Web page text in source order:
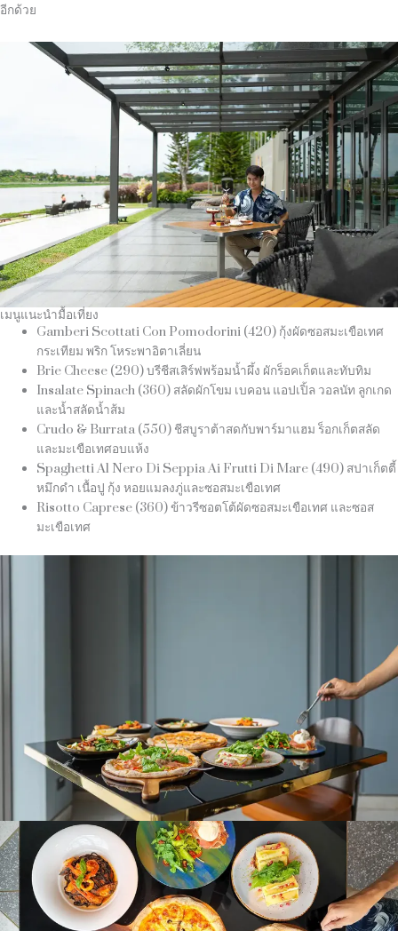
อีกด้วย
เมนูแนะนำมื้อเที่ยง
Gamberi Scottati Con Pomodorini (420) กุ้งผัดซอสมะเขือเทศ
กระเทียม พริก โหระพาอิตาเลี่ยน
Brie Cheese (290) บรีชีสเสิร์ฟพร้อมน้ำผึ้ง ผักร็อคเก็ตและทับทิม
Insalate Spinach (360) สลัดผักโขม เบคอน แอปเปิ้ล วอลนัท ลูกเกด
และน้ำสลัดน้ำส้ม
Crudo & Burrata (550) ชีสบูราต้าสดกับพาร์มาแฮม ร็อกเก็ตสลัด
และมะเขือเทศอบแห้ง
Spaghetti Al Nero Di Seppia Ai Frutti Di Mare (490) สปาเก็ตตี้
หมึกดำ เนื้อปู กุ้ง หอยแมลงภู่และซอสมะเขือเทศ
Risotto Caprese (360) ข้าวรีซอตโต้ผัดซอสมะเขือเทศ และซอส
มะเขือเทศ